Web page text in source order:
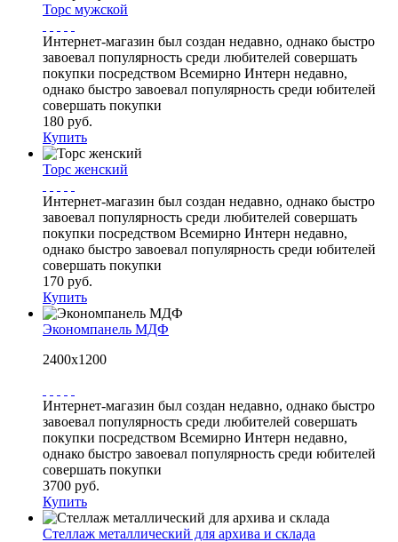
Торс мужской
Интернет-магазин был создан недавно, однако быстро
завоевал популярность среди любителей совершать
покупки посредством Всемирно Интерн недавно,
однако быстро завоевал популярность среди юбителей
совершать покупки
180 руб.
Купить
Торс женский
Интернет-магазин был создан недавно, однако быстро
завоевал популярность среди любителей совершать
покупки посредством Всемирно Интерн недавно,
однако быстро завоевал популярность среди юбителей
совершать покупки
170 руб.
Купить
Экономпанель МДФ
2400х1200
Интернет-магазин был создан недавно, однако быстро
завоевал популярность среди любителей совершать
покупки посредством Всемирно Интерн недавно,
однако быстро завоевал популярность среди юбителей
совершать покупки
3700 руб.
Купить
Стеллаж металлический для архива и склада